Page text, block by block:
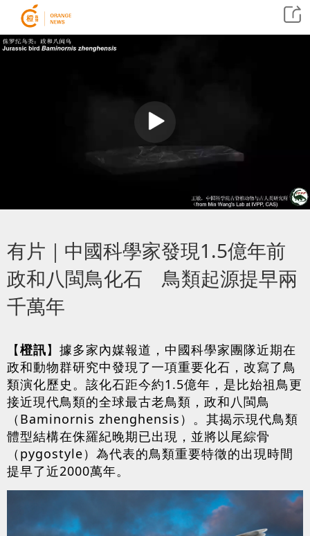
有片｜中國科學家發現1.5億年前
政和八閩鳥化石 鳥類起源提早兩
千萬年
【橙訊】據多家內媒報道，中國科學家團隊近期在
政和動物群研究中發現了一項重要化石，改寫了鳥
類演化歷史。該化石距今約1.5億年，是比始祖鳥更
接近現代鳥類的全球最古老鳥類，政和八閩鳥
（Baminornis zhenghensis）。其揭示現代鳥類
體型結構在侏羅紀晚期已出現，並將以尾綜骨
（pygostyle）為代表的鳥類重要特徵的出現時間
提早了近2000萬年。